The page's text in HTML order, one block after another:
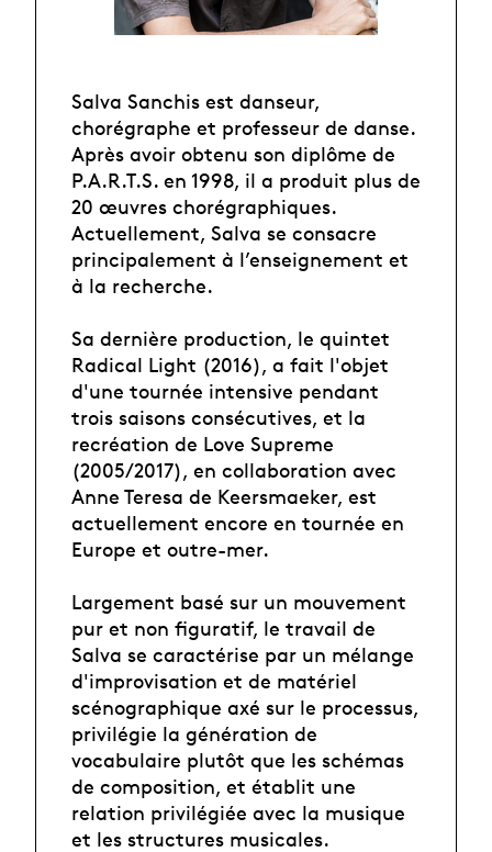
Salva Sanchis est danseur,
chorégraphe et professeur de danse.
Après avoir obtenu son diplôme de
P.A.R.T.S. en 1998, il a produit plus de
20 œuvres chorégraphiques.
Actuellement, Salva se consacre
principalement à l’enseignement et
à la recherche.
Sa dernière production, le quintet
Radical Light (2016), a fait l'objet
d'une tournée intensive pendant
trois saisons consécutives, et la
recréation de Love Supreme
(2005/2017), en collaboration avec
Anne Teresa de Keersmaeker, est
actuellement encore en tournée en
Europe et outre-mer.
Largement basé sur un mouvement
pur et non figuratif, le travail de
Salva se caractérise par un mélange
d'improvisation et de matériel
scénographique axé sur le processus,
privilégie la génération de
vocabulaire plutôt que les schémas
de composition, et établit une
relation privilégiée avec la musique
et les structures musicales.